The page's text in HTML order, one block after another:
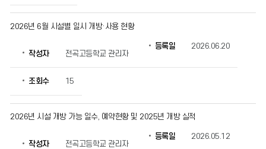
게
시
작
자,
2026년 6월 시설별 일시 개방·사용 현황
작성자 전곡고등학교 관리자
등록일 2026.06.20
조회수 15
2026년 시설 개방 가능 일수, 예약현황 및 2025년 개방 실적
작성자 전곡고등학교 관리자
등록일 2026.05.12